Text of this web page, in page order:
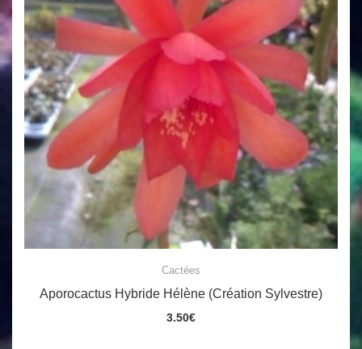
Cactées
Aporocactus Hybride Hélène (Création Sylvestre)
3.50€